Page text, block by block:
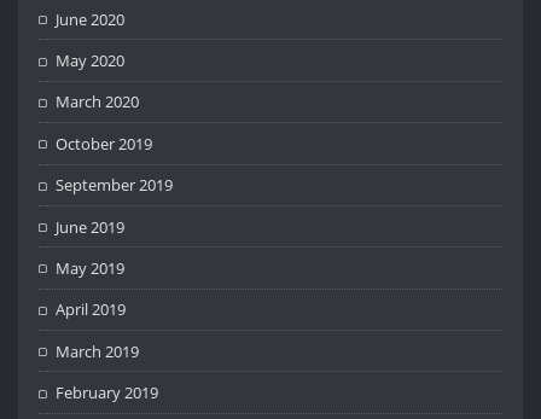
June 2020
May 2020
March 2020
October 2019
September 2019
June 2019
May 2019
April 2019
March 2019
February 2019